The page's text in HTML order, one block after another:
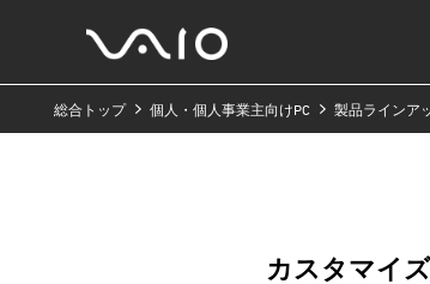
総合トップ 個人・個人事業主向けPC 製品ラインア
カスタマイズ